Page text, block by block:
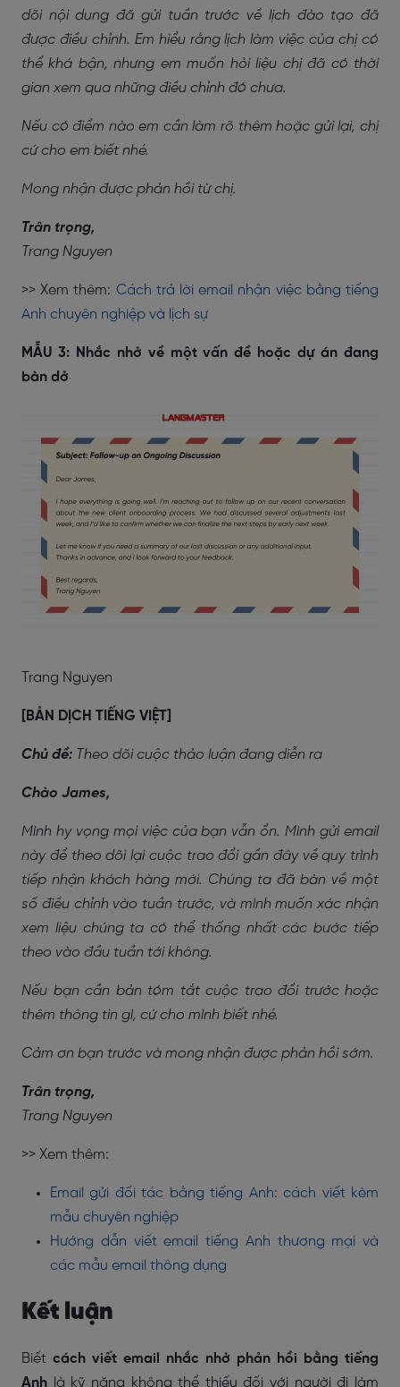
dõi nội dung đã gửi tuần trước về lịch đào tạo đã
được điều chỉnh. Em hiểu rằng lịch làm việc của chị có
thể khá bận, nhưng em muốn hỏi liệu chị đã có thời
gian xem qua những điều chỉnh đó chưa.
Nếu có điểm nào em cần làm rõ thêm hoặc gửi lại, chị
cứ cho em biết nhé.
Mong nhận được phản hồi từ chị.
Trân trọng,
Trang Nguyen
>> Xem thêm: Cách trả lời email nhận việc bằng tiếng
Anh chuyên nghiệp và lịch sự
MẪU 3: Nhắc nhở về một vấn đề hoặc dự án đang
bàn dở
Trang Nguyen
[BẢN DỊCH TIẾNG VIỆT]
Chủ đề: Theo dõi cuộc thảo luận đang diễn ra
Chào James,
Mình hy vọng mọi việc của bạn vẫn ổn. Mình gửi email
này để theo dõi lại cuộc trao đổi gần đây về quy trình
tiếp nhận khách hàng mới. Chúng ta đã bàn về một
số điều chỉnh vào tuần trước, và mình muốn xác nhận
xem liệu chúng ta có thể thống nhất các bước tiếp
theo vào đầu tuần tới không.
Nếu bạn cần bản tóm tắt cuộc trao đổi trước hoặc
thêm thông tin gì, cứ cho mình biết nhé.
Cảm ơn bạn trước và mong nhận được phản hồi sớm.
Trân trọng,
Trang Nguyen
>> Xem thêm:
Email gửi đối tác bằng tiếng Anh: cách viết kèm
mẫu chuyên nghiệp
Hướng dẫn viết email tiếng Anh thương mại và
các mẫu email thông dụng
Kết luận
Biết cách viết email nhắc nhở phản hồi bằng tiếng
Anh là kỹ năng không thể thiếu đối với người đi làm